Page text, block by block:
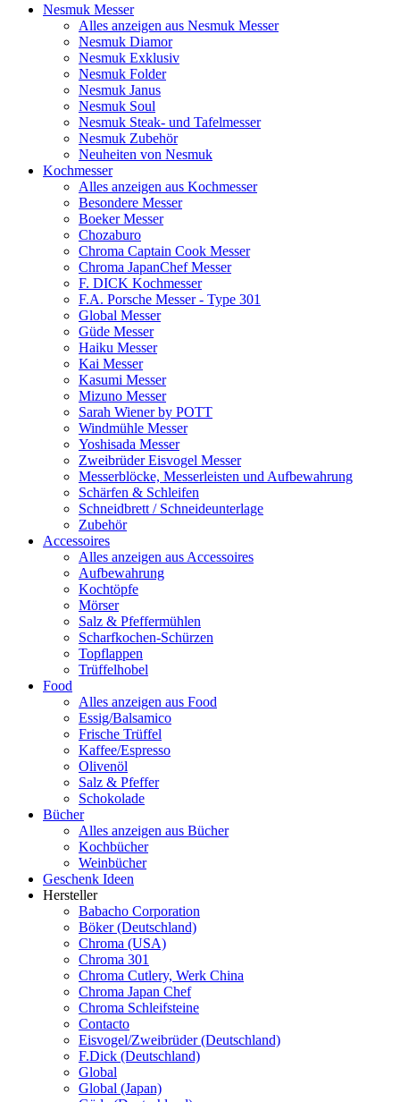
Nesmuk Messer
Alles anzeigen aus Nesmuk Messer
Nesmuk Diamor
Nesmuk Exklusiv
Nesmuk Folder
Nesmuk Janus
Nesmuk Soul
Nesmuk Steak- und Tafelmesser
Nesmuk Zubehör
Neuheiten von Nesmuk
Kochmesser
Alles anzeigen aus Kochmesser
Besondere Messer
Boeker Messer
Chozaburo
Chroma Captain Cook Messer
Chroma JapanChef Messer
F. DICK Kochmesser
F.A. Porsche Messer - Type 301
Global Messer
Güde Messer
Haiku Messer
Kai Messer
Kasumi Messer
Mizuno Messer
Sarah Wiener by POTT
Windmühle Messer
Yoshisada Messer
Zweibrüder Eisvogel Messer
Messerblöcke, Messerleisten und Aufbewahrung
Schärfen & Schleifen
Schneidbrett / Schneideunterlage
Zubehör
Accessoires
Alles anzeigen aus Accessoires
Aufbewahrung
Kochtöpfe
Mörser
Salz & Pfeffermühlen
Scharfkochen-Schürzen
Topflappen
Trüffelhobel
Food
Alles anzeigen aus Food
Essig/Balsamico
Frische Trüffel
Kaffee/Espresso
Olivenöl
Salz & Pfeffer
Schokolade
Bücher
Alles anzeigen aus Bücher
Kochbücher
Weinbücher
Geschenk Ideen
Hersteller
Babacho Corporation
Böker (Deutschland)
Chroma (USA)
Chroma 301
Chroma Cutlery, Werk China
Chroma Japan Chef
Chroma Schleifsteine
Contacto
Eisvogel/Zweibrüder (Deutschland)
F.Dick (Deutschland)
Global
Global (Japan)